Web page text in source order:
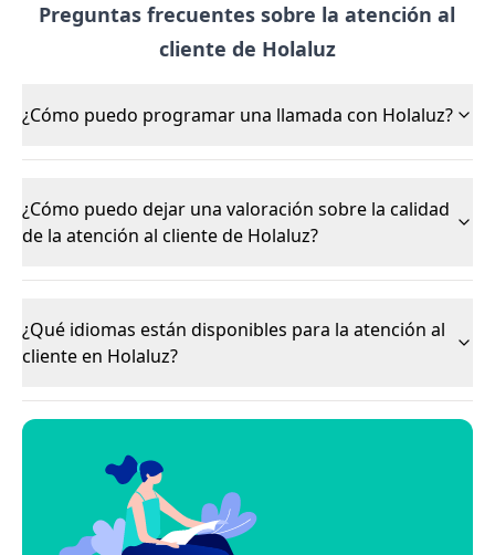
Preguntas frecuentes sobre la atención al
cliente de Holaluz
¿Cómo puedo programar una llamada con Holaluz?
¿Cómo puedo dejar una valoración sobre la calidad
de la atención al cliente de Holaluz?
¿Qué idiomas están disponibles para la atención al
cliente en Holaluz?